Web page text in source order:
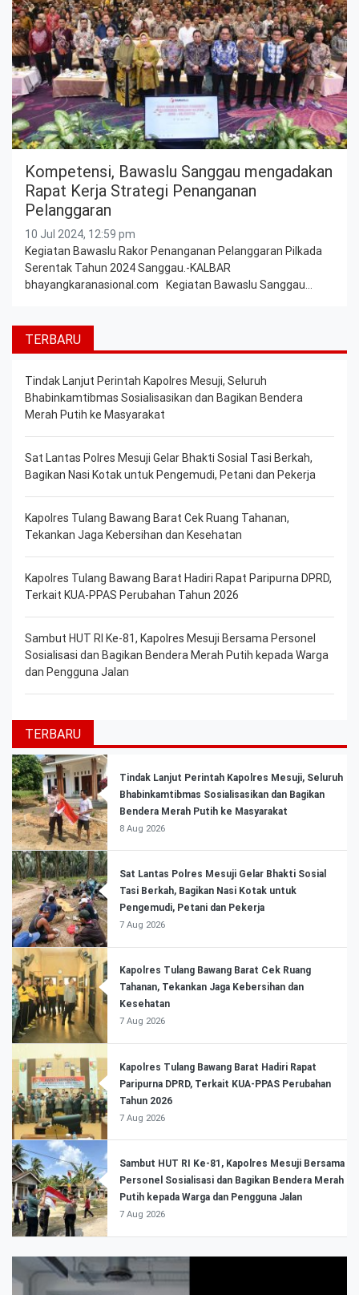
Kompetensi, Bawaslu Sanggau mengadakan
Rapat Kerja Strategi Penanganan
Pelanggaran
10 Jul 2024, 12:59 pm
Kegiatan Bawaslu Rakor Penanganan Pelanggaran Pilkada
Serentak Tahun 2024 Sanggau.-KALBAR
bhayangkaranasional.com Kegiatan Bawaslu Sanggau…
TERBARU
Tindak Lanjut Perintah Kapolres Mesuji, Seluruh
Bhabinkamtibmas Sosialisasikan dan Bagikan Bendera
Merah Putih ke Masyarakat
Sat Lantas Polres Mesuji Gelar Bhakti Sosial Tasi Berkah,
Bagikan Nasi Kotak untuk Pengemudi, Petani dan Pekerja
Kapolres Tulang Bawang Barat Cek Ruang Tahanan,
Tekankan Jaga Kebersihan dan Kesehatan
Kapolres Tulang Bawang Barat Hadiri Rapat Paripurna DPRD,
Terkait KUA-PPAS Perubahan Tahun 2026
Sambut HUT RI Ke-81, Kapolres Mesuji Bersama Personel
Sosialisasi dan Bagikan Bendera Merah Putih kepada Warga
dan Pengguna Jalan
TERBARU
Tindak Lanjut Perintah Kapolres Mesuji, Seluruh
Bhabinkamtibmas Sosialisasikan dan Bagikan
Bendera Merah Putih ke Masyarakat
8 Aug 2026
Sat Lantas Polres Mesuji Gelar Bhakti Sosial
Tasi Berkah, Bagikan Nasi Kotak untuk
Pengemudi, Petani dan Pekerja
7 Aug 2026
Kapolres Tulang Bawang Barat Cek Ruang
Tahanan, Tekankan Jaga Kebersihan dan
Kesehatan
7 Aug 2026
Kapolres Tulang Bawang Barat Hadiri Rapat
Paripurna DPRD, Terkait KUA-PPAS Perubahan
Tahun 2026
7 Aug 2026
Sambut HUT RI Ke-81, Kapolres Mesuji Bersama
Personel Sosialisasi dan Bagikan Bendera Merah
Putih kepada Warga dan Pengguna Jalan
7 Aug 2026